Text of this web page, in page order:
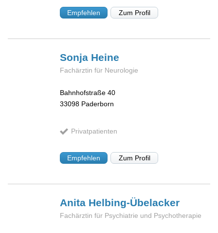
Empfehlen Zum Profil
Sonja Heine
Fachärztin für Neurologie
Bahnhofstraße 40
33098 Paderborn
Privatpatienten
Empfehlen Zum Profil
Anita Helbing-Übelacker
Fachärztin für Psychiatrie und Psychotherapie